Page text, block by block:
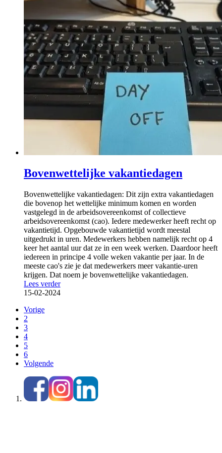
Bovenwettelijke vakantiedagen
Bovenwettelijke vakantiedagen: Dit zijn extra vakantiedagen
die bovenop het wettelijke minimum komen en worden
vastgelegd in de arbeidsovereenkomst of collectieve
arbeidsovereenkomst (cao). Iedere medewerker heeft recht op
vakantietijd. Opgebouwde vakantietijd wordt meestal
uitgedrukt in uren. Medewerkers hebben namelijk recht op 4
keer het aantal uur dat ze in een week werken. Daardoor heeft
iedereen in principe 4 volle weken vakantie per jaar. In de
meeste cao's zie je dat medewerkers meer vakantie-uren
krijgen. Dat noem je bovenwettelijke vakantiedagen.
Lees verder
15-02-2024
Vorige
2
3
4
5
6
Volgende